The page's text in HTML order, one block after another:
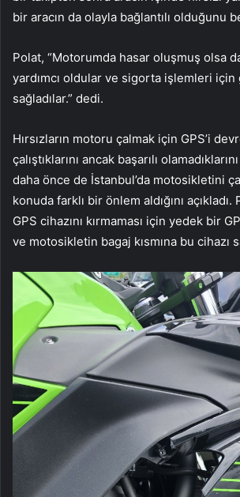
bir aracın da olayla bağlantılı olduğunu
Polat, “Motorumda hasar oluşmuş olsa
yardımcı oldular ve sigorta işlemleri için
sağladılar.” dedi.
Hırsızların motoru çalmak için GPS’i
çalıştıklarını ancak başarılı
daha önce de İstanbul’da motosikletini
konuda farklı bir önlem aldığını açıkladı.
GPS cihazını kırmaması için yedek bir
ve motosikletin bagaj kısmına bu cihazı